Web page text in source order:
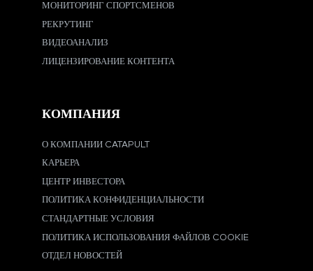
МОНИТОРИНГ СПОРТСМЕНОВ
РЕКРУТИНГ
ВИДЕОАНАЛИЗ
ЛИЦЕНЗИРОВАНИЕ КОНТЕНТА
КОМПАНИЯ
О КОМПАНИИ CATAPULT
КАРЬЕРА
ЦЕНТР ИНВЕСТОРА
ПОЛИТИКА КОНФИДЕНЦИАЛЬНОСТИ
СТАНДАРТНЫЕ УСЛОВИЯ
ПОЛИТИКА ИСПОЛЬЗОВАНИЯ ФАЙЛОВ COOKIE
ОТДЕЛ НОВОСТЕЙ